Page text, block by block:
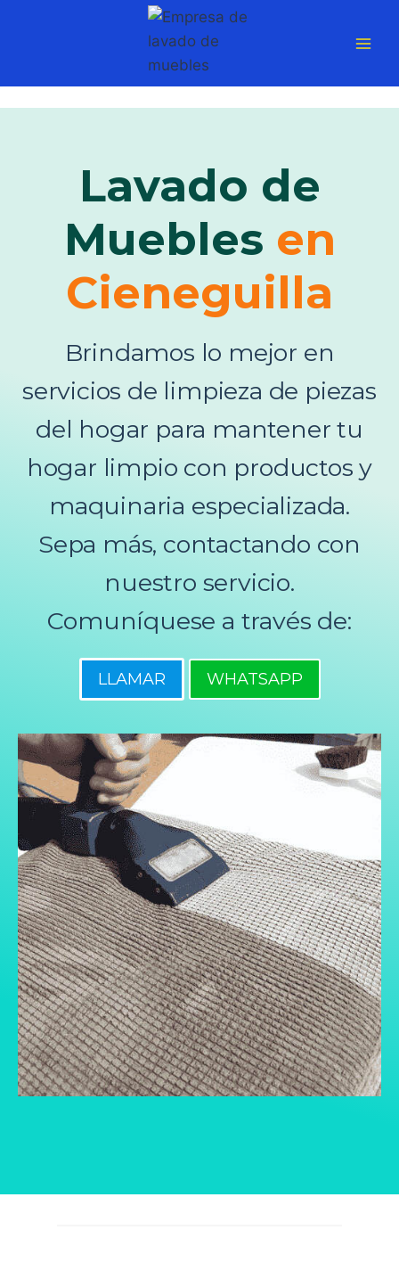
Lavado de
Muebles en
Cieneguilla
Brindamos lo mejor en
servicios de limpieza de piezas
del hogar para mantener tu
hogar limpio con productos y
maquinaria especializada.
Sepa más, contactando con
nuestro servicio.
Comuníquese a través de:
LLAMAR WHATSAPP